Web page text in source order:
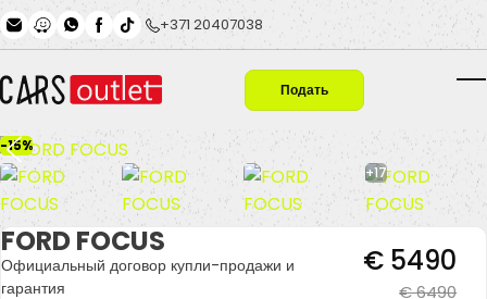
Skip to main content+371 20407038
Подать
заявку
-15%
+17
FORD FOCUS
Официальный договор купли-продажи и
гарантия
€ 6490
€ 5490